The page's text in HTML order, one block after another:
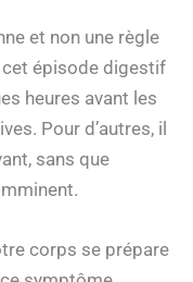
et non une règle
épisode digestif
heures avant les
Pour d’autres, il
sans que
corps se prépare